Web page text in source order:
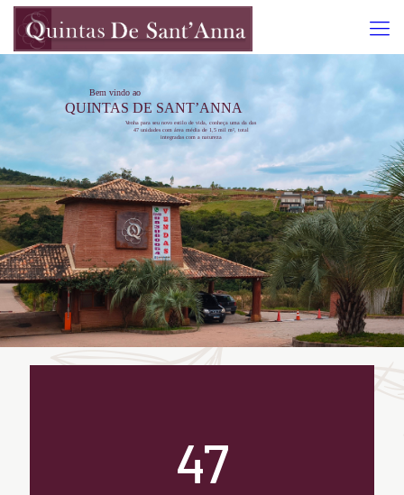
Bem vindo ao
QUINTAS DE SANT’ANNA
Venha para seu novo estilo de vida, conheça uma da das
47 unidades com área média de 1,5 mil m², total
integradas com a natureza
47